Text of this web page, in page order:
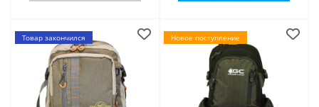
Товар закончился Новое поступление